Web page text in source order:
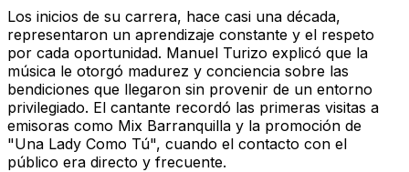
Los inicios de su carrera, hace casi una década,
representaron un aprendizaje constante y el respeto
por cada oportunidad. Manuel Turizo explicó que la
música le otorgó madurez y conciencia sobre las
bendiciones que llegaron sin provenir de un entorno
privilegiado. El cantante recordó las primeras visitas a
emisoras como Mix Barranquilla y la promoción de
"Una Lady Como Tú", cuando el contacto con el
público era directo y frecuente.